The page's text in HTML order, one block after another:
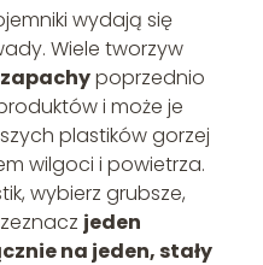
wydają się
Wiele tworzyw
zapachypoprzednio
i może je
plastików gorzej
wilgoci i powietrza.
wybierz grubsze,
jeden
na jeden, stały